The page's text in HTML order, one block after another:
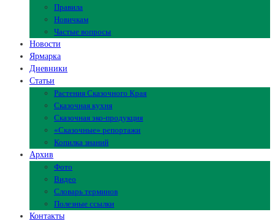
Правила
Новичкам
Частые вопросы
Новости
Ярмарка
Дневники
Статьи
Растения Сказочного Края
Сказочная кухня
Сказочная эко-продукция
«Сказочные» репортажи
Копилка знаний
Архив
Фото
Видео
Словарь терминов
Полезные ссылки
Контакты